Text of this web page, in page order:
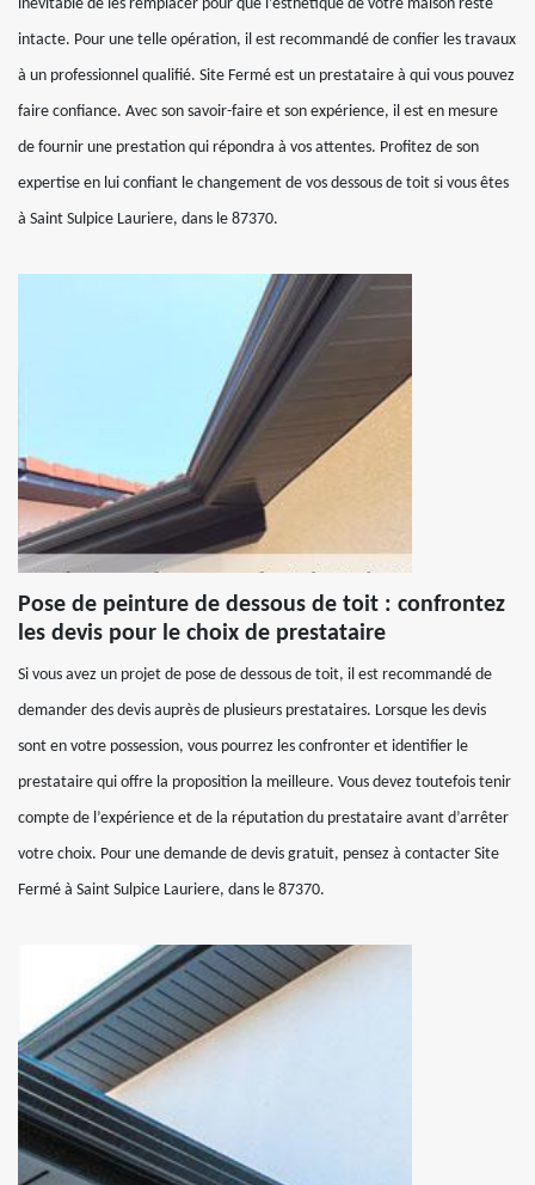
inévitable de les remplacer pour que l’esthétique de votre maison reste
intacte. Pour une telle opération, il est recommandé de confier les travaux
à un professionnel qualifié. Site Fermé est un prestataire à qui vous pouvez
faire confiance. Avec son savoir-faire et son expérience, il est en mesure
de fournir une prestation qui répondra à vos attentes. Profitez de son
expertise en lui confiant le changement de vos dessous de toit si vous êtes
à Saint Sulpice Lauriere, dans le 87370.
Pose de peinture de dessous de toit : confrontez
les devis pour le choix de prestataire
Si vous avez un projet de pose de dessous de toit, il est recommandé de
demander des devis auprès de plusieurs prestataires. Lorsque les devis
sont en votre possession, vous pourrez les confronter et identifier le
prestataire qui offre la proposition la meilleure. Vous devez toutefois tenir
compte de l’expérience et de la réputation du prestataire avant d’arrêter
votre choix. Pour une demande de devis gratuit, pensez à contacter Site
Fermé à Saint Sulpice Lauriere, dans le 87370.